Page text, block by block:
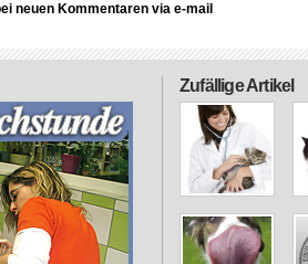
neuen Kommentaren via e-mail
Zufällige Artikel